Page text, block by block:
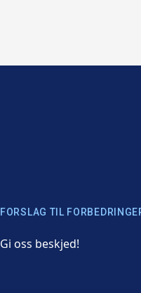
FORSLAG TIL
Gi oss beskjed!